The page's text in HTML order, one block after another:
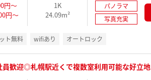
円～
円～
1K
24.09m²
パノラマ
写真充実
ト無料 wifiあり オートロック
員歓迎◎札幌駅近くで複数室利用可能な好立地